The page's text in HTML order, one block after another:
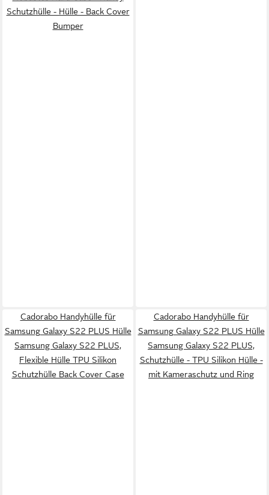
Schutzhülle - Hülle - Back Cover
Bumper
Cadorabo Handyhülle für
Samsung Galaxy S22 PLUS Hülle
Samsung Galaxy S22 PLUS,
Flexible Hülle TPU Silikon
Schutzhülle Back Cover Case
Cadorabo Handyhülle für
Samsung Galaxy S22 PLUS Hülle
Samsung Galaxy S22 PLUS,
Schutzhülle - TPU Silikon Hülle -
mit Kameraschutz und Ring